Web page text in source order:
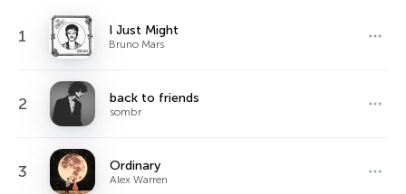
1 I Just Might
Bruno Mars
2 back to friends
sombr
3 Ordinary
Alex Warren